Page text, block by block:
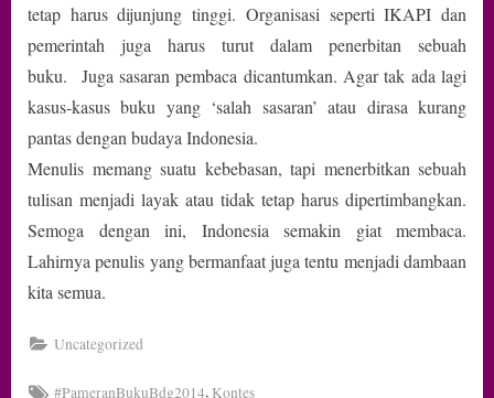
tetap harus dijunjung tinggi. Organisasi seperti IKAPI dan
pemerintah juga harus turut dalam penerbitan sebuah
buku. Juga sasaran pembaca dicantumkan. Agar tak ada lagi
kasus-kasus buku yang ‘salah sasaran’ atau dirasa kurang
pantas dengan budaya Indonesia.
Menulis memang suatu kebebasan, tapi menerbitkan sebuah
tulisan menjadi layak atau tidak tetap harus dipertimbangkan.
Semoga dengan ini, Indonesia semakin giat membaca.
Lahirnya penulis yang bermanfaat juga tentu menjadi dambaan
kita semua.
Uncategorized
Tags:
#PameranBukuBdg2014, Kontes